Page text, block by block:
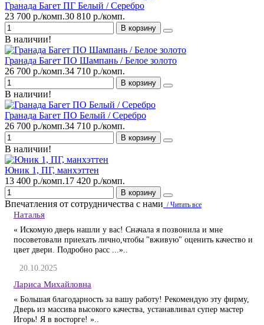
Гранада Багет ПГ Белый / Серебро
23 700 р./комп.30 810 р./комп.
В корзину
В наличии!
Гранада Багет ПО Шампань / Белое золото
26 700 р./комп.34 710 р./комп.
В корзину
В наличии!
Гранада Багет ПО Белый / Серебро
26 700 р./комп.34 710 р./комп.
В корзину
В наличии!
Юник 1, ПГ, манхэттен
13 400 р./комп.17 420 р./комп.
В корзину
Впечатления от сотрудничества с нами / Читать все
Наталья
« Искомую дверь нашли у вас! Сначала я позвонила и мне
посоветовали приехать лично,чтобы "вживую" оценить качество и
цвет двери. Подробно расс ...»..
20.10.2025
Лариса Михайловна
« Большая благодарность за вашу работу! Рекомендую эту фирму,
Дверь из массива высокого качества, устанавливал супер мастер
Игорь! Я в восторге! »..